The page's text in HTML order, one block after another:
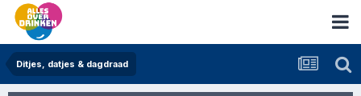
Ditjes, datjes & dagdraad